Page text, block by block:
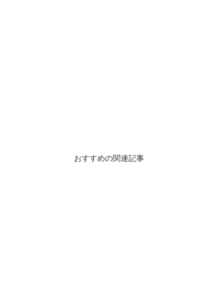
おすすめの関連記事